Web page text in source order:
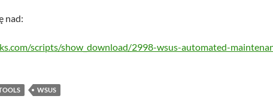
nad:
scripts/show_download/2998-wsus-automated-
WSUS